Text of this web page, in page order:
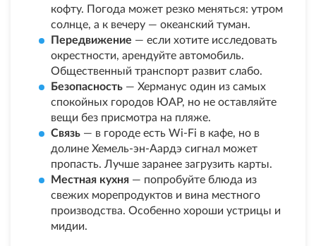
кофту. Погода может резко меняться: утром
солнце, а к вечеру — океанский туман.
Передвижение — если хотите исследовать
окрестности, арендуйте автомобиль.
Общественный транспорт развит слабо.
Безопасность — Херманус один из самых
спокойных городов ЮАР, но не оставляйте
вещи без присмотра на пляже.
Связь — в городе есть Wi-Fi в кафе, но в
долине Хемель-эн-Аардэ сигнал может
пропасть. Лучше заранее загрузить карты.
Местная кухня — попробуйте блюда из
свежих морепродуктов и вина местного
производства. Особенно хороши устрицы и
мидии.